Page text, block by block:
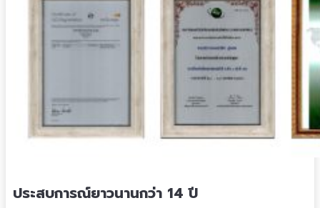
ประสบการณ์ยาวนานกว่า 14 ปี